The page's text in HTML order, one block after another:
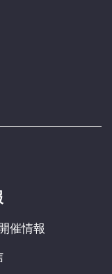
催情報